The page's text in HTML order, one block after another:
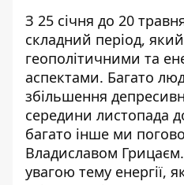
З 25 січня до 20
складний період,
геополітичними та
аспектами. Багато
збільшення
середини листопада
багато інше ми
Владиславом
увагою тему енергії,